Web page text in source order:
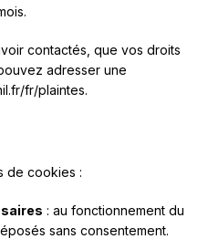
contactés, que vos droits
adresser une
fr/plaintes.
de cookies :
: au fonctionnement du
sans consentement.